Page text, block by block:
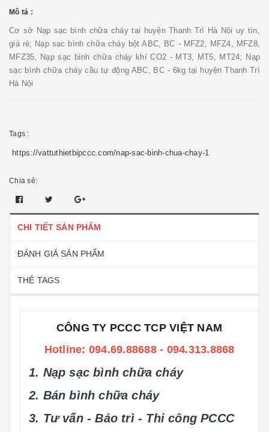
Mô tả :
Cơ sở Nạp sạc bình chữa cháy tại huyện Thanh Trì Hà Nội uy tín,
giá rẻ; Nạp sạc bình chữa cháy bột ABC, BC - MFZ2, MFZ4, MFZ8,
MFZ35, Nạp sạc bình chữa cháy khí CO2 - MT3, MT5, MT24; Nạp
sạc bình chữa cháy cầu tự động ABC, BC - 6kg tại huyện Thanh Trì
Hà Nội
Tags :
https://vattuthietbipccc.com/nap-sac-binh-chua-chay-1
Chia sẻ:
CHI TIẾT SẢN PHẨM
ĐÁNH GIÁ SẢN PHẨM
THẺ TAGS
CÔNG TY PCCC TCP VIỆT NAM
Hotline: 094.69.88688 - 094.313.8868
1. Nạp sạc bình chữa cháy
2. Bán bình chữa cháy
3. Tư vấn - Bảo trì - Thi công PCCC